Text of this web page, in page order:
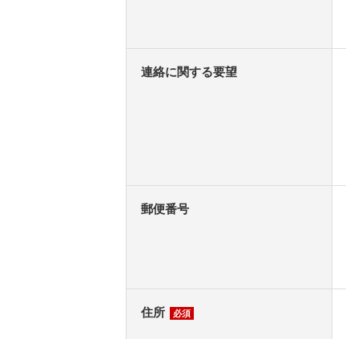
連絡に関する要望
郵便番号
住所 必須